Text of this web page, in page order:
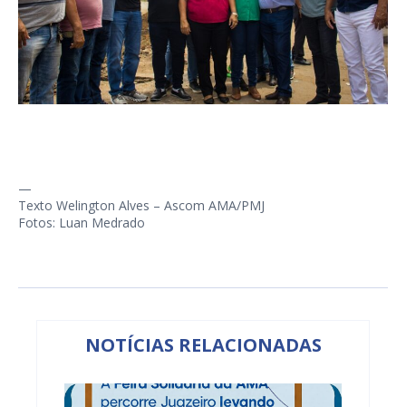
—
Texto Welington Alves – Ascom AMA/PMJ
Fotos: Luan Medrado
NOTÍCIAS RELACIONADAS